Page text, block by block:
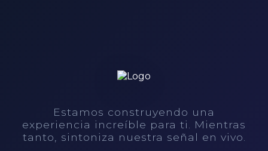
Estamos construyendo una
experiencia increíble para ti. Mientras
tanto, sintoniza nuestra señal en vivo.